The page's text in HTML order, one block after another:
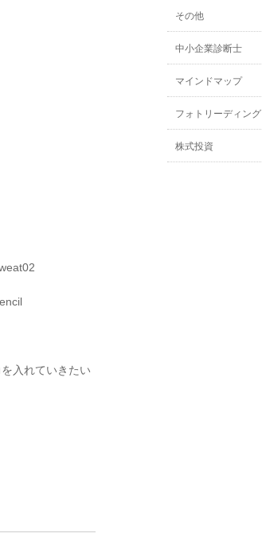
入れていきたい
その他
中小企業診断士
マインドマップ
フォトリーディング
株式投資